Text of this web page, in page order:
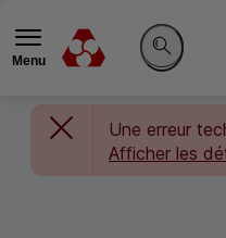
Menu
Une erreur
Afficher les